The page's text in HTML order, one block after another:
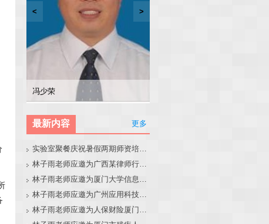
林子雨
张东站
林文水
冯少荣
< >
最新内容 更多
实验室聚餐庆祝暑假两期师资培训班圆满结束
林子雨老师应邀为广西某律师行业培训班做大模型和智能体讲座
林子雨老师应邀为广州应用科技学院做大模型和智能体讲座